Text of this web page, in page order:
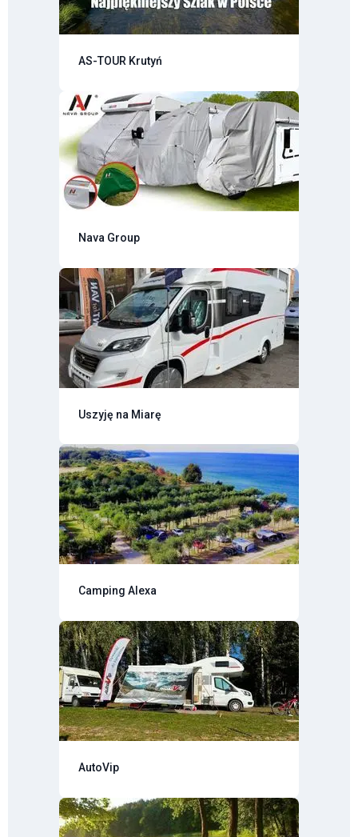
AS-TOUR Krutyń
Nava Group
Uszyję na Miarę
Camping Alexa
AutoVip